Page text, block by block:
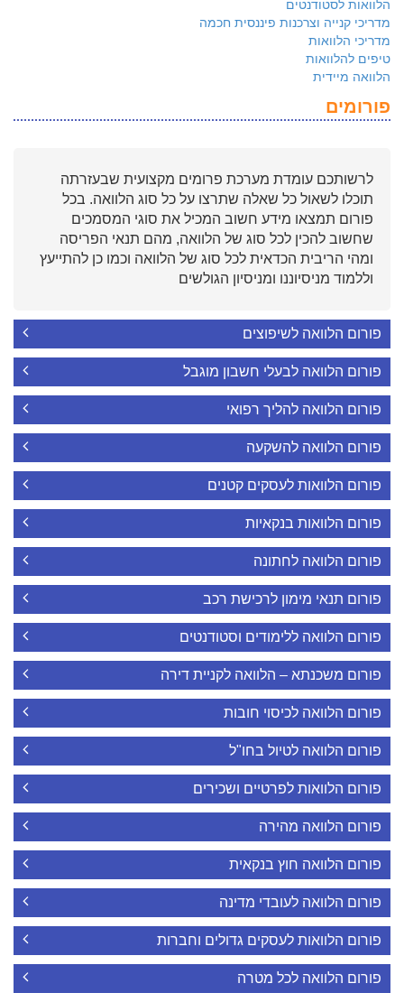
הלוואות לסטודנטים
מדריכי קנייה וצרכנות פיננסית חכמה
מדריכי הלוואות
טיפים להלוואות
הלוואה מיידית
פורומים
לרשותכם עומדת מערכת פרומים מקצועית שבעזרתה
תוכלו לשאול כל שאלה שתרצו על כל סוג הלוואה. בכל
פורום תמצאו מידע חשוב המכיל את סוגי המסמכים
שחשוב להכין לכל סוג של הלוואה, מהם תנאי הפריסה
ומהי הריבית הכדאית לכל סוג של הלוואה וכמו כן להתייעץ
וללמוד מניסיוננו ומניסיון הגולשים
פורום הלוואה לשיפוצים
פורום הלוואה לבעלי חשבון מוגבל
פורום הלוואה להליך רפואי
פורום הלוואה להשקעה
פורום הלוואות לעסקים קטנים
פורום הלוואות בנקאיות
פורום הלוואה לחתונה
פורום תנאי מימון לרכישת רכב
פורום הלוואה ללימודים וסטודנטים
פורום משכנתא – הלוואה לקניית דירה
פורום הלוואה לכיסוי חובות
פורום הלוואה לטיול בחו"ל
פורום הלוואות לפרטיים ושכירים
פורום הלוואה מהירה
פורום הלוואה חוץ בנקאית
פורום הלוואה לעובדי מדינה
פורום הלוואות לעסקים גדולים וחברות
פורום הלוואה לכל מטרה